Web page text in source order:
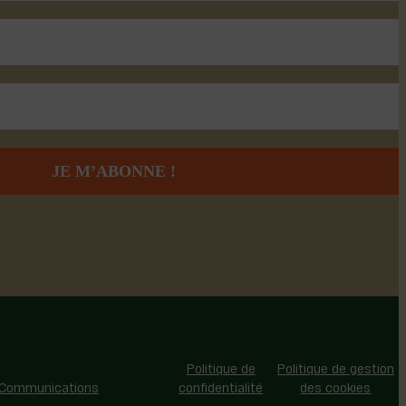
Politique de
confidentialité
Politique de gestion
des cookies